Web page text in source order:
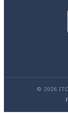
© 2026